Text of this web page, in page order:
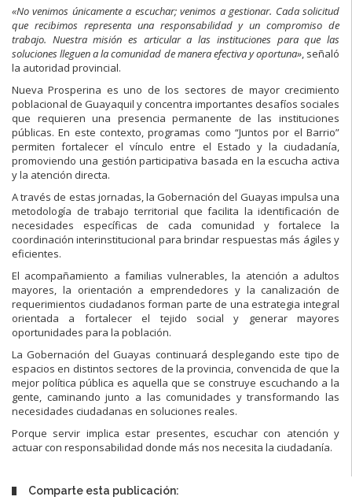
«No venimos únicamente a escuchar; venimos a gestionar. Cada solicitud
que recibimos representa una responsabilidad y un compromiso de
trabajo. Nuestra misión es articular a las instituciones para que las
soluciones lleguen a la comunidad de manera efectiva y oportuna», señaló
la autoridad provincial.
Nueva Prosperina es uno de los sectores de mayor crecimiento
poblacional de Guayaquil y concentra importantes desafíos sociales
que requieren una presencia permanente de las instituciones
públicas. En este contexto, programas como “Juntos por el Barrio”
permiten fortalecer el vínculo entre el Estado y la ciudadanía,
promoviendo una gestión participativa basada en la escucha activa
y la atención directa.
A través de estas jornadas, la Gobernación del Guayas impulsa una
metodología de trabajo territorial que facilita la identificación de
necesidades específicas de cada comunidad y fortalece la
coordinación interinstitucional para brindar respuestas más ágiles y
eficientes.
El acompañamiento a familias vulnerables, la atención a adultos
mayores, la orientación a emprendedores y la canalización de
requerimientos ciudadanos forman parte de una estrategia integral
orientada a fortalecer el tejido social y generar mayores
oportunidades para la población.
La Gobernación del Guayas continuará desplegando este tipo de
espacios en distintos sectores de la provincia, convencida de que la
mejor política pública es aquella que se construye escuchando a la
gente, caminando junto a las comunidades y transformando las
necesidades ciudadanas en soluciones reales.
Porque servir implica estar presentes, escuchar con atención y
actuar con responsabilidad donde más nos necesita la ciudadanía.
Comparte esta publicación: